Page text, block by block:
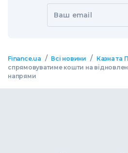
Ваш email
Finance.ua / Всі новини / Казна та
спрямовуватиме кошти на
напрями